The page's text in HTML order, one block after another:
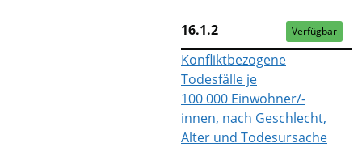
16.1.2 Verfügbar
Konfliktbezogene
Todesfälle je
100 000 Einwohner/-
innen, nach Geschlecht,
Alter und Todesursache